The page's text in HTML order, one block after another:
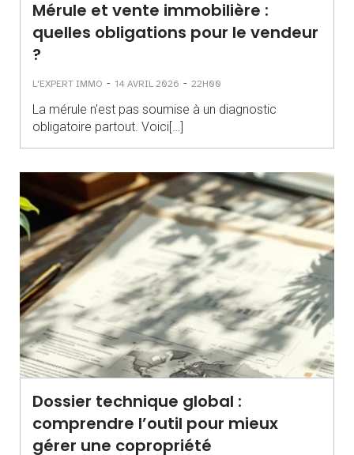
Mérule et vente immobilière :
quelles obligations pour le vendeur
?
L'EXPERT IMMO - 14 AVRIL 2026 - 22H00
La mérule n'est pas soumise à un diagnostic
obligatoire partout. Voici[…]
Dossier technique global :
comprendre l’outil pour mieux
gérer une copropriété